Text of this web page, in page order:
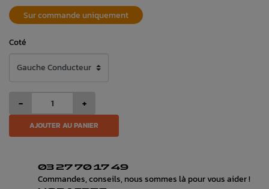
Sur commande uniquement
Coté
- +
AJOUTER AU PANIER
03 27 70 17 49
Commandes, conseils, nous sommes là pour vous aider !